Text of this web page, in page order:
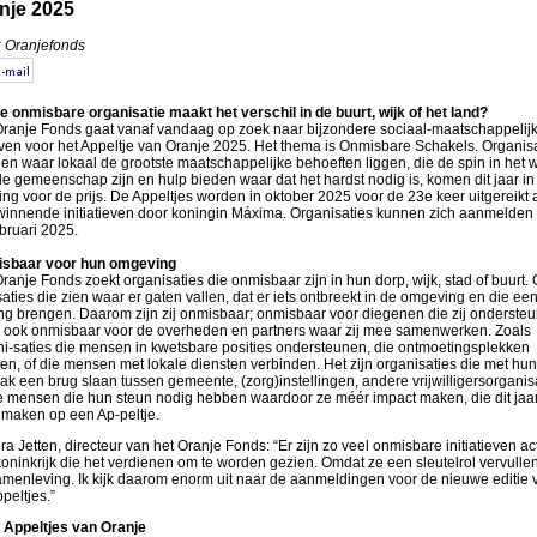
2025
Oranjefonds
onmisbare organisatie maakt het verschil in de buurt, wijk of het land?
Fonds gaat vanaf vandaag op zoek naar bijzondere sociaal-
voor het Appeltje van Oranje 2025. Het thema is Onmisbare Schakels.
waar lokaal de grootste maatschappelijke behoeften liggen, die de spin in het
gemeenschap zijn en hulp bieden waar dat het hardst nodig is, komen dit jaar
voor de prijs. De Appeltjes worden in oktober 2025 voor de 23e keer uitgereikt
initiatieven door koningin Máxima. Organisaties kunnen zich aanmelden
2025.
voor hun omgeving
Fonds zoekt organisaties die onmisbaar zijn in hun dorp, wijk, stad of buurt.
die zien waar er gaten vallen, dat er iets ontbreekt in de omgeving en die
brengen. Daarom zijn zij onmisbaar; onmisbaar voor diegenen die zij
ook onmisbaar voor de overheden en partners waar zij mee samenwerken. Zoals
saties die mensen in kwetsbare posities ondersteunen, die ontmoetingsplekken
of die mensen met lokale diensten verbinden. Het zijn organisaties die met hun
een brug slaan tussen gemeente, (zorg)instellingen, andere
mensen die hun steun nodig hebben waardoor ze méér impact maken, die dit
op een Ap-peltje.
Jetten, directeur van het Oranje Fonds: “Er zijn zo veel onmisbare initiatieven
die het verdienen om te worden gezien. Omdat ze een sleutelrol
Ik kijk daarom enorm uit naar de aanmeldingen voor de nieuwe editie
Appeltjes van Oranje